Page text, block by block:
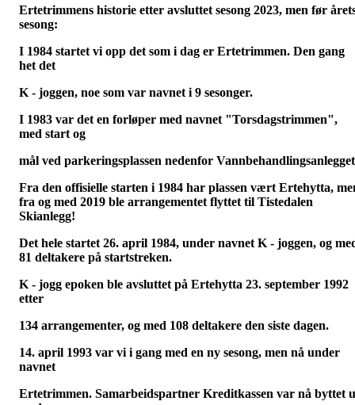
Ertetrimmens historie etter avsluttet sesong 2023, men før
sesong:
I 1984 startet vi opp det som i dag er Ertetrimmen. Den gang
het det
K - joggen, noe som var navnet i 9 sesonger.
I 1983 var det en forløper med navnet "Torsdagstrimmen",
med start og
mål ved parkeringsplassen nedenfor
Fra den offisielle starten i 1984 har plassen vært Ertehytta,
fra og med 2019 ble arrangementet flyttet til Tistedalen
Skianlegg!
Det hele startet 26. april 1984, under navnet K - joggen, og
81 deltakere på startstreken.
K - jogg epoken ble avsluttet på Ertehytta 23. september 1992
etter
134 arrangementer, og med 108 deltakere den siste dagen.
14. april 1993 var vi i gang med en ny sesong, men nå under
navnet
Ertetrimmen. Samarbeidspartner Kreditkassen var nå byttet